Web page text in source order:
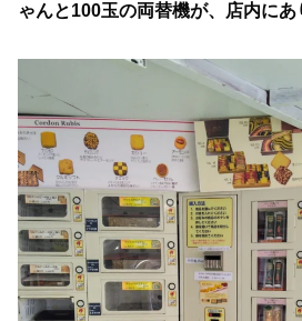
ゃんと100玉の両替機が、店内にあ